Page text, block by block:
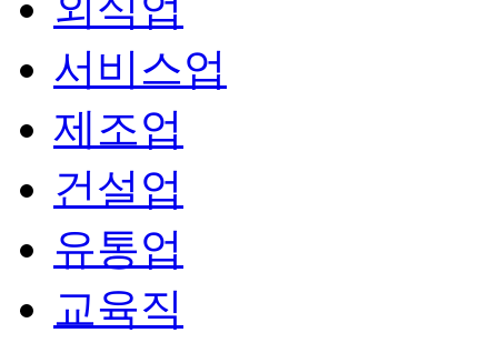
서비스업
제조업
건설업
유통업
교육직